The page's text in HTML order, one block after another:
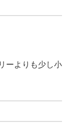
ーよりも少し小